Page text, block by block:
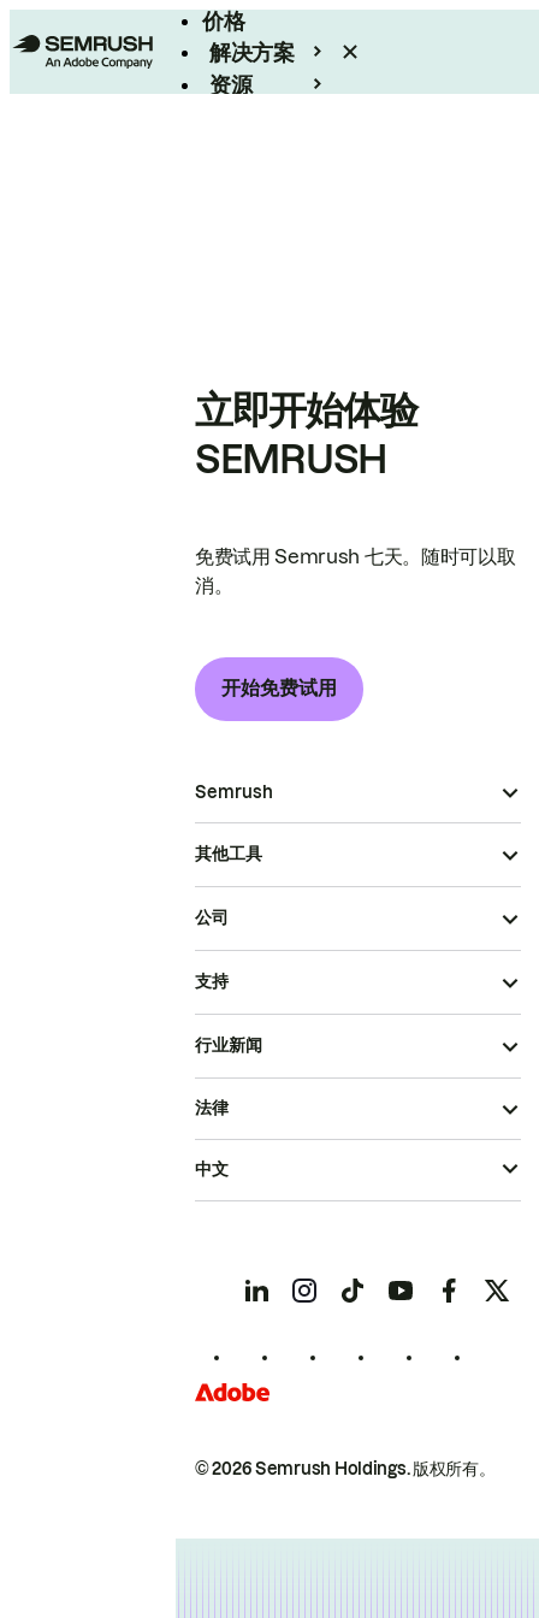
价格
解决方案
资源
立即开始体验
SEMRUSH
免费试用 Semrush 七天。随时可以取
消。
开始免费试用
Semrush
其他工具
公司
支持
行业新闻
© 2026 Semrush Holdings.版权所有。
法律
中文